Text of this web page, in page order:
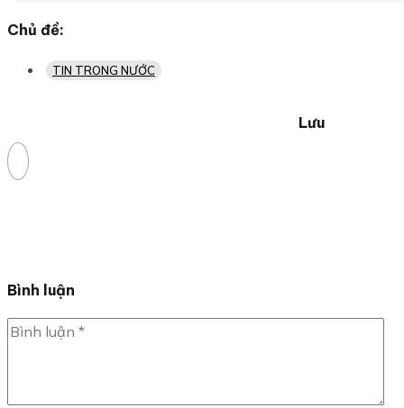
Chủ đề:
TIN TRONG NƯỚC
Lưu
Bình luận